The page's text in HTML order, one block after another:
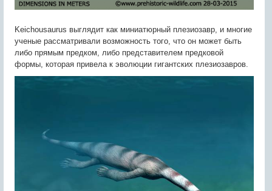
Keichousaurus выглядит как миниатюрный плезиозавр, и многие
ученые рассматривали возможность того, что он может быть
либо прямым предком, либо представителем предковой
формы, которая привела к эволюции гигантских плезиозавров.